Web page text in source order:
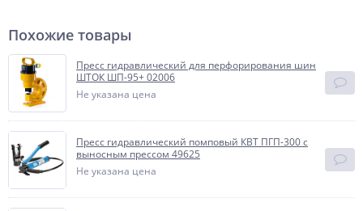
Похожие товары
Пресс гидравлический для перфорирования шин
ШТОК ШП-95+ 02006
Не указана цена
Пресс гидравлический помповый КВТ ПГП-300 с
выносным прессом 49625
Не указана цена